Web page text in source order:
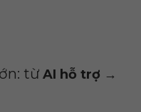
từ AI hỗ trợ →